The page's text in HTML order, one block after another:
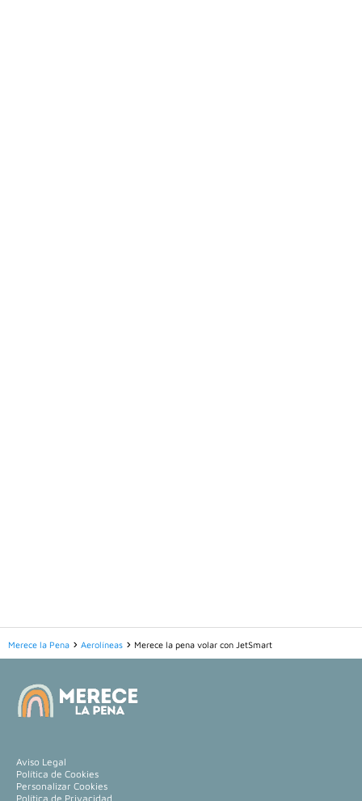
Merece la Pena Aerolíneas Merece la pena volar con JetSmart
Aviso Legal
Política de Cookies
Personalizar Cookies
Política de Privacidad